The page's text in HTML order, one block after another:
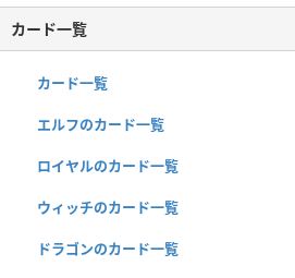
カード一覧
カード一覧
エルフのカード一覧
ロイヤルのカード一覧
ウィッチのカード一覧
ドラゴンのカード一覧